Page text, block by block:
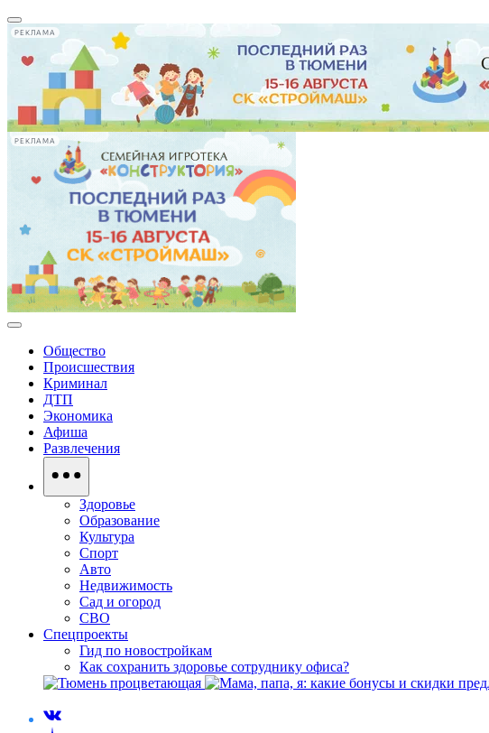
РЕКЛАМА
РЕКЛАМА
Общество
Происшествия
Криминал
ДТП
Экономика
Афиша
Развлечения
Здоровье
Образование
Культура
Спорт
Авто
Недвижимость
Сад и огород
СВО
Спецпроекты
Гид по новостройкам
Как сохранить здоровье сотруднику офиса?